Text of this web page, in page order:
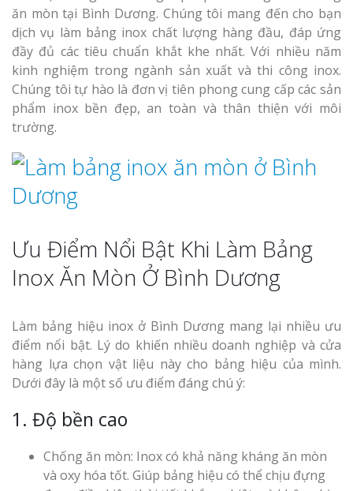
ăn mòn tại Bình Dương. Chúng tôi mang đến cho bạn
dịch vụ làm bảng inox chất lượng hàng đầu, đáp ứng
đầy đủ các tiêu chuẩn khắt khe nhất. Với nhiều năm
kinh nghiệm trong ngành sản xuất và thi công inox.
Chúng tôi tự hào là đơn vị tiên phong cung cấp các sản
phẩm inox bền đẹp, an toàn và thân thiện với môi
trường.
Ưu Điểm Nổi Bật Khi Làm Bảng
Inox Ăn Mòn Ở Bình Dương
Làm bảng hiệu inox ở Bình Dương mang lại nhiều ưu
điểm nổi bật. Lý do khiến nhiều doanh nghiệp và cửa
hàng lựa chọn vật liệu này cho bảng hiệu của mình.
Dưới đây là một số ưu điểm đáng chú ý:
1. Độ bền cao
Chống ăn mòn: Inox có khả năng kháng ăn mòn
và oxy hóa tốt. Giúp bảng hiệu có thể chịu đựng
Biên Hòa
Nghệ An
Làm biển
Thi công
Nghệ An giá
Nghệ An Nâng Tầm
Hiệu